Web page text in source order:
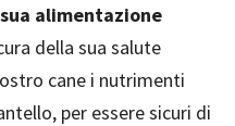
alimentazione
della sua salute
cane i nutrimenti
per essere sicuri di